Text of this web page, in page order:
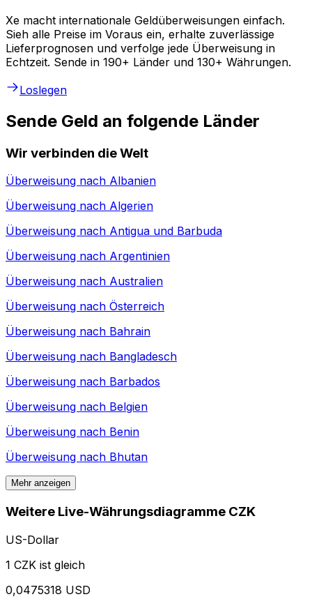
Xe macht internationale Geldüberweisungen einfach.
Sieh alle Preise im Voraus ein, erhalte zuverlässige
Lieferprognosen und verfolge jede Überweisung in
Echtzeit. Sende in 190+ Länder und 130+ Währungen.
Loslegen
Sende Geld an folgende Länder
Wir verbinden die Welt
Überweisung nach Albanien
Überweisung nach Algerien
Überweisung nach Antigua und Barbuda
Überweisung nach Argentinien
Überweisung nach Australien
Überweisung nach Österreich
Überweisung nach Bahrain
Überweisung nach Bangladesch
Überweisung nach Barbados
Überweisung nach Belgien
Überweisung nach Benin
Überweisung nach Bhutan
Mehr anzeigen
Weitere Live-Währungsdiagramme CZK
US-Dollar
1 CZK ist gleich
0,0475318 USD